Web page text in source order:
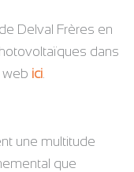
Delval Frères en
dans
web ici.
une multitude
que